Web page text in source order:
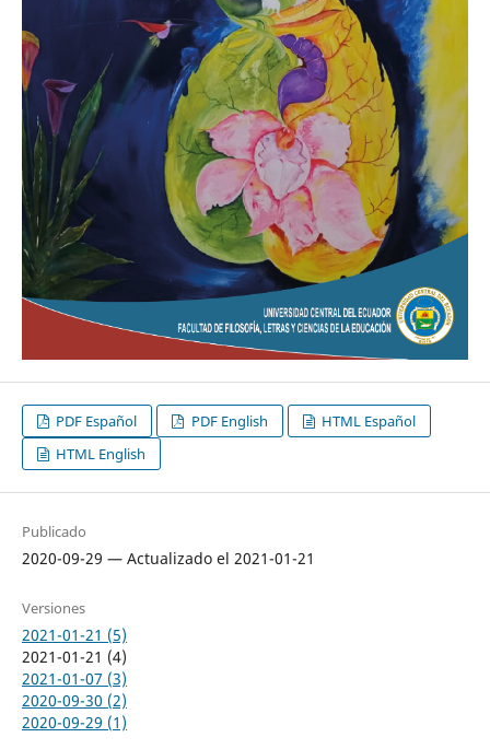
PDF Español PDF English
HTML Español
HTML English
Publicado
2020-09-29 — Actualizado el 2021-01-21
Versiones
2021-01-21 (5)
2021-01-21 (4)
2021-01-07 (3)
2020-09-30 (2)
2020-09-29 (1)